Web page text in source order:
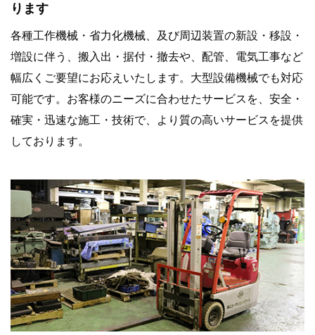
ります
各種工作機械・省力化機械、及び周辺装置の新設・移設・
増設に伴う、搬入出・据付・撤去や、配管、電気工事など
幅広くご要望にお応えいたします。大型設備機械でも対応
可能です。お客様のニーズに合わせたサービスを、安全・
確実・迅速な施工・技術で、より質の高いサービスを提供
しております。